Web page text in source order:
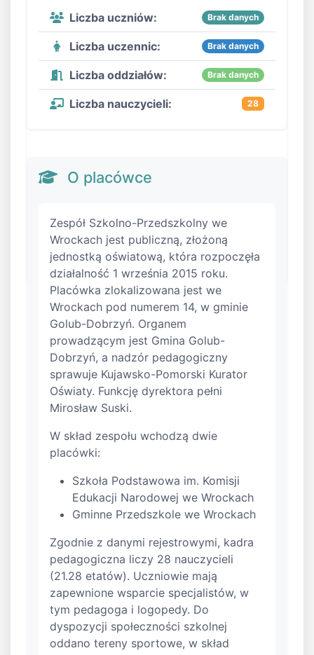
Liczba uczniów: Brak danych
Liczba uczennic: Brak danych
Liczba oddziałów: Brak danych
Liczba nauczycieli: 28
O placówce
Zespół Szkolno-Przedszkolny we
Wrockach jest publiczną, złożoną
jednostką oświatową, która rozpoczęła
działalność 1 września 2015 roku.
Placówka zlokalizowana jest we
Wrockach pod numerem 14, w gminie
Golub-Dobrzyń. Organem
prowadzącym jest Gmina Golub-
Dobrzyń, a nadzór pedagogiczny
sprawuje Kujawsko-Pomorski Kurator
Oświaty. Funkcję dyrektora pełni
Mirosław Suski.
W skład zespołu wchodzą dwie
placówki:
Szkoła Podstawowa im. Komisji
Edukacji Narodowej we Wrockach
Gminne Przedszkole we Wrockach
Zgodnie z danymi rejestrowymi, kadra
pedagogiczna liczy 28 nauczycieli
(21.28 etatów). Uczniowie mają
zapewnione wsparcie specjalistów, w
tym pedagoga i logopedy. Do
dyspozycji społeczności szkolnej
oddano tereny sportowe, w skład